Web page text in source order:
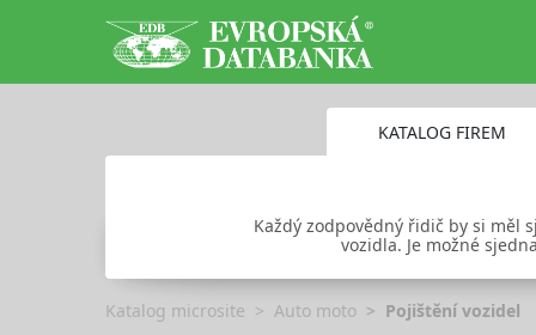
KATALOG FIREM
Každý zodpovědný řidič by si
vozidla. Je možné
Katalog microsite Auto moto Pojištění vozidel